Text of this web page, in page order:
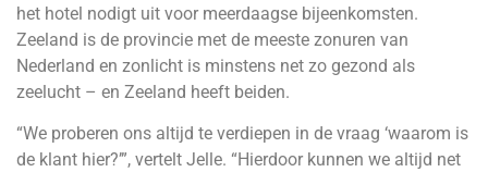
het hotel nodigt uit voor meerdaagse bijeenkomsten.
Zeeland is de provincie met de meeste zonuren van
Nederland en zonlicht is minstens net zo gezond als
zeelucht – en Zeeland heeft beiden.
“We proberen ons altijd te verdiepen in de vraag ‘waarom is
de klant hier?’”, vertelt Jelle. “Hierdoor kunnen we altijd net